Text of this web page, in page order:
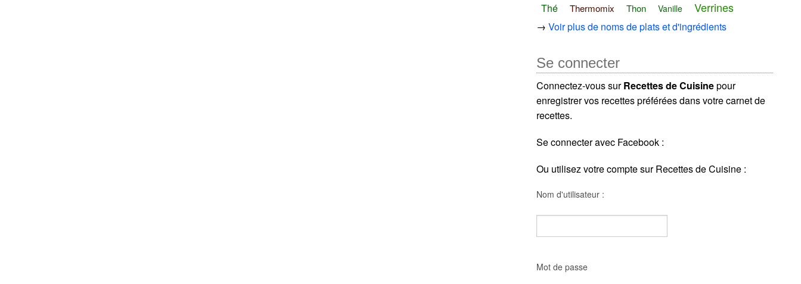
Thé Thermomix Thon Vanille Verrines
→Voir plus de noms de plats et d'ingrédients
Se connecter
Connectez-vous surRecettes de Cuisinepour
enregistrer vos recettes préférées dans votre carnet de
recettes.
Se connecter avec Facebook :
Ou utilisez votre compte sur Recettes de Cuisine :
Nom d'utilisateur :
Mot de passe